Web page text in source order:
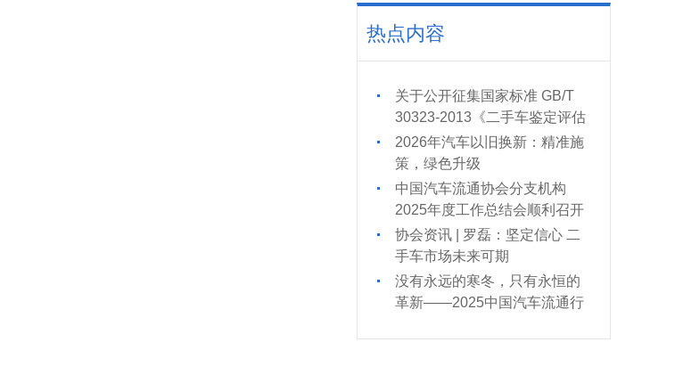
热点内容
关于公开征集国家标准 GB/T
30323-2013《二手车鉴定评估
技术规范》修订意见及修订项
目起草单位的通知
2026年汽车以旧换新：精准施
策，绿色升级
中国汽车流通协会分支机构
2025年度工作总结会顺利召开
协会资讯 | 罗磊：坚定信心 二
手车市场未来可期
没有永远的寒冬，只有永恒的
革新——2025中国汽车流通行